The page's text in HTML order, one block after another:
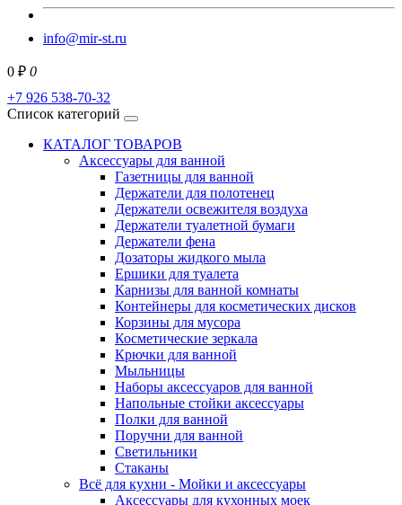
info@mir-st.ru
0 ₽ 0
+7 926 538-70-32
Список категорий
КАТАЛОГ ТОВАРОВ
Аксессуары для ванной
Газетницы для ванной
Держатели для полотенец
Держатели освежителя воздуха
Держатели туалетной бумаги
Держатели фена
Дозаторы жидкого мыла
Ершики для туалета
Карнизы для ванной комнаты
Контейнеры для косметических дисков
Корзины для мусора
Косметические зеркала
Крючки для ванной
Мыльницы
Наборы аксессуаров для ванной
Напольные стойки аксессуары
Полки для ванной
Поручни для ванной
Светильники
Стаканы
Всё для кухни - Мойки и аксессуары
Аксессуары для кухонных моек